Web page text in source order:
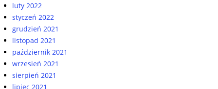
luty 2022
styczeń 2022
grudzień 2021
listopad 2021
październik 2021
wrzesień 2021
sierpień 2021
lipiec 2021